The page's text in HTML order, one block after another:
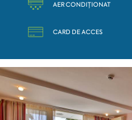
AER CONDIȚIONAT
CARD DE ACCES